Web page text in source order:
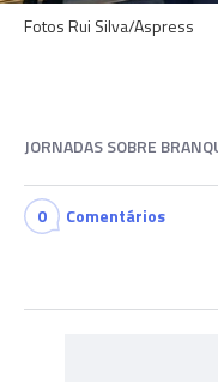
Fotos Rui Silva/Aspress
JORNADAS SOBRE
0 Comentários